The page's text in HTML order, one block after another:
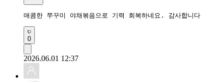
매콤한 쭈꾸미 야채볶음으로 기력 회복하네요. 감사합니다
0
2026.06.01 12:37